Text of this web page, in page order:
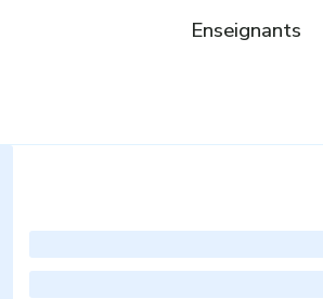
Enseignants